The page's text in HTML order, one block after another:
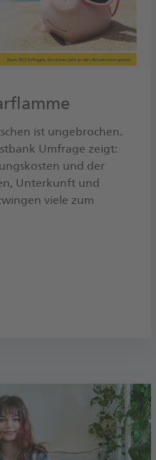
ist ungebrochen.
Umfrage zeigt:
und der
Unterkunft und
viele zum